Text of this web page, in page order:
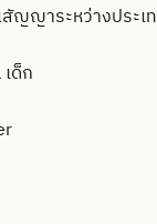
ญญาระหว่างประเ
ด็ก